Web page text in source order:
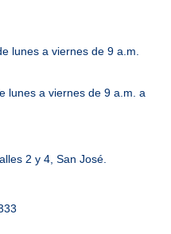
lunes a viernes de 9 a.m.
lunes a viernes de 9 a.m. a
2 y 4, San José.